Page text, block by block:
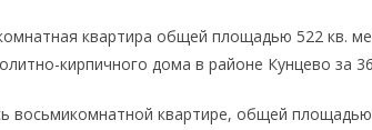
квартира общей площадью 522 кв.
кирпичного дома в районе Кунцево за
восьмикомнатной квартире, общей площадью